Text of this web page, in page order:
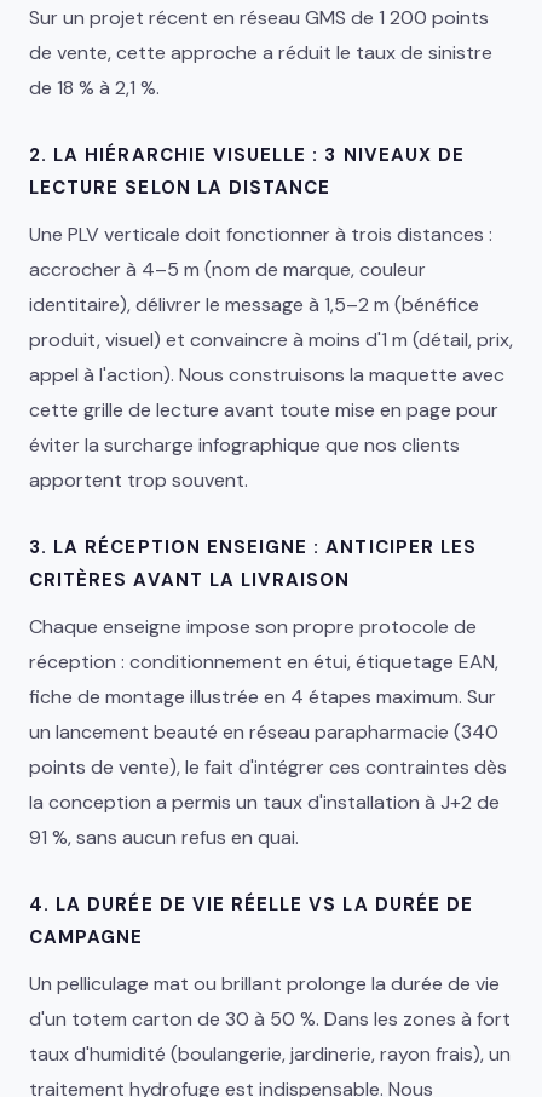
Sur un projet récent en réseau GMS de 1 200 points
de vente, cette approche a réduit le taux de sinistre
de 18 % à 2,1 %.
2. LA HIÉRARCHIE VISUELLE : 3 NIVEAUX DE
LECTURE SELON LA DISTANCE
Une PLV verticale doit fonctionner à trois distances :
accrocher à 4–5 m (nom de marque, couleur
identitaire), délivrer le message à 1,5–2 m (bénéfice
produit, visuel) et convaincre à moins d'1 m (détail, prix,
appel à l'action). Nous construisons la maquette avec
cette grille de lecture avant toute mise en page pour
éviter la surcharge infographique que nos clients
apportent trop souvent.
3. LA RÉCEPTION ENSEIGNE : ANTICIPER LES
CRITÈRES AVANT LA LIVRAISON
Chaque enseigne impose son propre protocole de
réception : conditionnement en étui, étiquetage EAN,
fiche de montage illustrée en 4 étapes maximum. Sur
un lancement beauté en réseau parapharmacie (340
points de vente), le fait d'intégrer ces contraintes dès
la conception a permis un taux d'installation à J+2 de
91 %, sans aucun refus en quai.
4. LA DURÉE DE VIE RÉELLE VS LA DURÉE DE
CAMPAGNE
Un pelliculage mat ou brillant prolonge la durée de vie
d'un totem carton de 30 à 50 %. Dans les zones à fort
taux d'humidité (boulangerie, jardinerie, rayon frais), un
traitement hydrofuge est indispensable. Nous